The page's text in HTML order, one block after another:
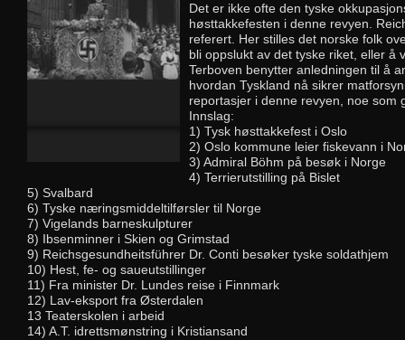
Det er ikke ofte den tyske
høsttakkefesten i denne revyen.
referert. Her stilles det norske folk
bli oppslukt av det tyske riket, eller å
Terboven benytter anledningen til å
hvordan Tyskland nå sikrer
reportasjer i denne revyen, noe som
Innslag:
1) Tysk høsttakkefest i Oslo
2) Oslo kommune leier fiskevann i
3) Admiral Böhm på besøk i Norge
4) Terrierutstilling på Bislet
5) Svalbard
6) Tyske næringsmiddeltilførsler til Norge
7) Vigelands barneskulpturer
8) Ibsenminner i Skien og Grimstad
9) Reichsgesundheitsführer Dr. Conti besøker tyske soldathjem
10) Hest, fe- og saueutstillinger
11) Fra minister Dr. Lundes reise i Finnmark
12) Lav-eksport fra Østerdalen
13 Teaterskolen i arbeid
14) A.T. idrettsmønstring i Kristiansand